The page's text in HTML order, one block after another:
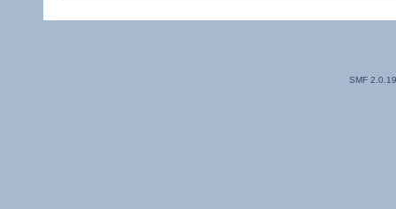
SMF 2.0.19